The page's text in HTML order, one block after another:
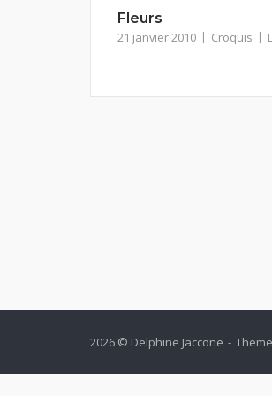
Fleurs
21 janvier 2010 Croquis
2026 © Delphine Jaccone